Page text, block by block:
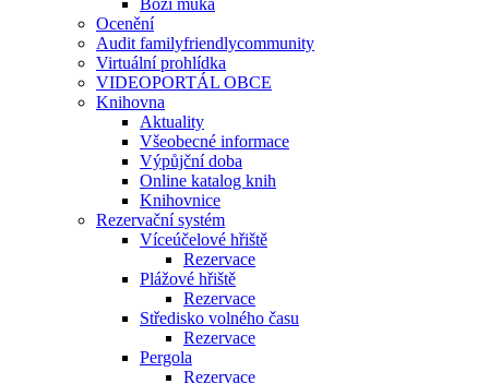
Boží muka
Ocenění
Audit familyfriendlycommunity
Virtuální prohlídka
VIDEOPORTÁL OBCE
Knihovna
Aktuality
Všeobecné informace
Výpůjční doba
Online katalog knih
Knihovnice
Rezervační systém
Víceúčelové hřiště
Rezervace
Plážové hřiště
Rezervace
Středisko volného času
Rezervace
Pergola
Rezervace